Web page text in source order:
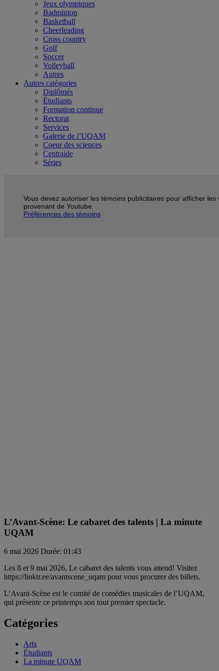
Jeux olympiques
Badminton
Basketball
Cheerleading
Cross country
Golf
Soccer
Volleyball
Autres
Autres catégories
Diplômés
Étudiants
Formation continue
Rectorat
Services
Galerie de l’UQAM
Coeur des sciences
Centraide
Séries
Vous devez autoriser les témoins publicitaires pour afficher les
provenant de Youtube.
Préférences des témoins
L’Avant-Scène: Le cabaret des talents | La minute
UQAM
6 mai 2026 Durée: 01:43
Les 8 et 9 mai 2026, Le cabaret des talents vous attend! Visitez
https://linktr.ee/avantscene_uqam pour vous procurer des billets.
L’Avant-Scène est le comité de comédies musicales de l’UQAM,
qui présente ce printemps son tout premier spectacle.
Catégories
Arts
Étudiants
La minute UQAM